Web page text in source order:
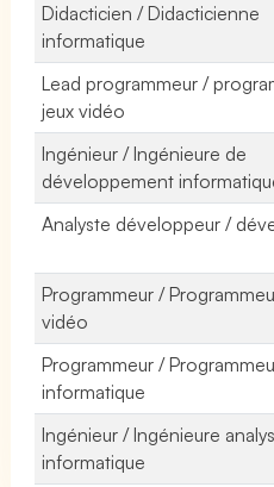
Didacticien / Didacticienne
informatique
Lead programmeur /
jeux vidéo
Ingénieur / Ingénieure de
développement
Analyste développeur /
Programmeur /
vidéo
Programmeur /
informatique
Ingénieur / Ingénieure
informatique